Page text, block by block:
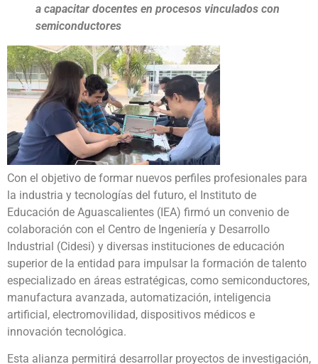
a capacitar docentes en procesos vinculados con
semiconductores
Con el objetivo de formar nuevos perfiles profesionales para
la industria y tecnologías del futuro, el Instituto de
Educación de Aguascalientes (IEA) firmó un convenio de
colaboración con el Centro de Ingeniería y Desarrollo
Industrial (Cidesi) y diversas instituciones de educación
superior de la entidad para impulsar la formación de talento
especializado en áreas estratégicas, como semiconductores,
manufactura avanzada, automatización, inteligencia
artificial, electromovilidad, dispositivos médicos e
innovación tecnológica.
Esta alianza permitirá desarrollar proyectos de investigación,